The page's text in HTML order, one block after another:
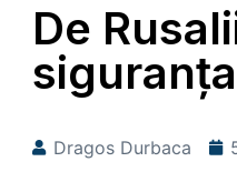
De
Dragos Durbaca